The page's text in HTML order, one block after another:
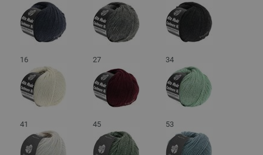
16 27 34
41 45 53